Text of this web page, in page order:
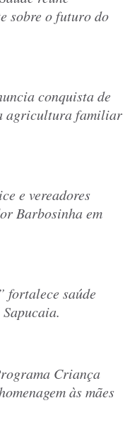
sobre o futuro do
conquista de
agricultura familiar
e vereadores
Barbosinha em
fortalece saúde
Criança
às mães